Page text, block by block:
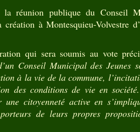
la réunion publique du Conseil
création à Montesquieu-Volvestre
qui sera soumis au vote
Conseil Municipal des Jeunes
à la vie de la commune,
des conditions de vie en
une citoyenneté active en
de leurs propres